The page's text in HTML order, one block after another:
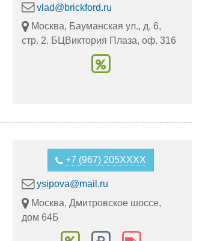
vlad@brickford.ru
Москва, Бауманская ул., д. 6,
стр. 2. БЦВиктория Плаза, оф. 316
+7 (967) 205XXXX
ysipova@mail.ru
Москва, Дмитровское шоссе,
дом 64Б